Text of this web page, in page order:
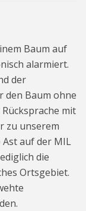
Baum auf
alarmiert.
der
den Baum ohne
mit
zu unserem
auf der MIL
die
Ortsgebiet.